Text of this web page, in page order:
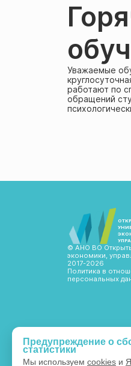
Уважаемые
работают по
обращений
© АНО ВО
экономики,
2017-2026
Политика в
персональных
Предупреждение о
статистики
Мы используем cookies и